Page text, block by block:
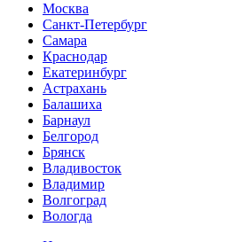
Москва
Санкт-Петербург
Самара
Краснодар
Екатеринбург
Астрахань
Балашиха
Барнаул
Белгород
Брянск
Владивосток
Владимир
Волгоград
Вологда